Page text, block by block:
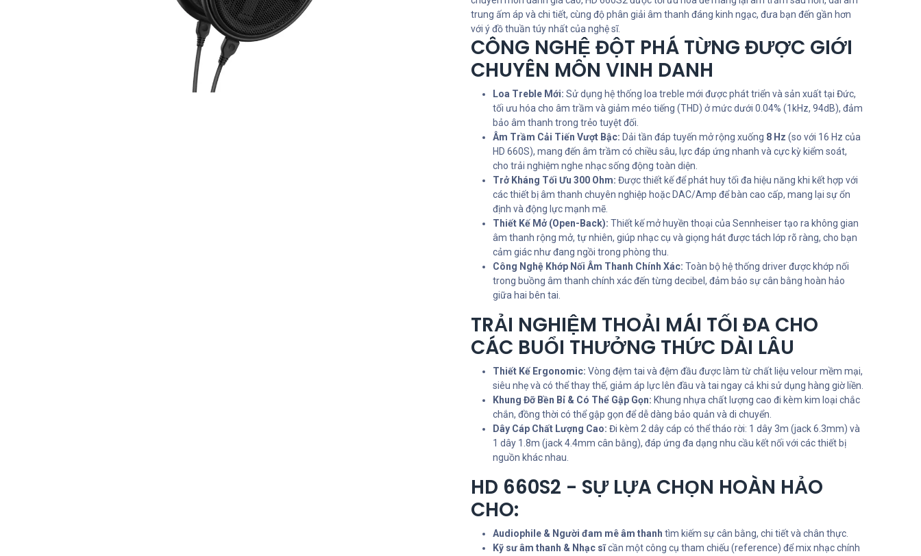
trung ấm áp và chi tiết, cùng độ phân giải âm thanh đáng kinh ngạc, đưa bạn đến gần hơn
với ý đồ thuần túy nhất của nghệ sĩ.
CÔNG NGHỆ ĐỘT PHÁ TỪNG ĐƯỢC GIỚI
CHUYÊN MÔN VINH DANH
Loa Treble Mới: Sử dụng hệ thống loa treble mới được phát triển và sản xuất tại Đức,
tối ưu hóa cho âm trầm và giảm méo tiếng (THD) ở mức dưới 0.04% (1kHz, 94dB), đảm
bảo âm thanh trong trẻo tuyệt đối.
Âm Trầm Cải Tiến Vượt Bậc: Dải tần đáp tuyến mở rộng xuống 8 Hz (so với 16 Hz của
HD 660S), mang đến âm trầm có chiều sâu, lực đáp ứng nhanh và cực kỳ kiểm soát,
cho trải nghiệm nghe nhạc sống động toàn diện.
Trở Kháng Tối Ưu 300 Ohm: Được thiết kế để phát huy tối đa hiệu năng khi kết hợp với
các thiết bị âm thanh chuyên nghiệp hoặc DAC/Amp để bàn cao cấp, mang lại sự ổn
định và động lực mạnh mẽ.
Thiết Kế Mở (Open-Back): Thiết kế mở huyền thoại của Sennheiser tạo ra không gian
âm thanh rộng mở, tự nhiên, giúp nhạc cụ và giọng hát được tách lớp rõ ràng, cho bạn
cảm giác như đang ngồi trong phòng thu.
Công Nghệ Khớp Nối Âm Thanh Chính Xác: Toàn bộ hệ thống driver được khớp nối
trong buồng âm thanh chính xác đến từng decibel, đảm bảo sự cân bằng hoàn hảo
giữa hai bên tai.
TRẢI NGHIỆM THOẢI MÁI TỐI ĐA CHO
CÁC BUỔI THƯỞNG THỨC DÀI LÂU
Thiết Kế Ergonomic: Vòng đệm tai và đệm đầu được làm từ chất liệu velour mềm mại,
siêu nhẹ và có thể thay thế, giảm áp lực lên đầu và tai ngay cả khi sử dụng hàng giờ liền.
Khung Đỡ Bền Bỉ & Có Thể Gập Gọn: Khung nhựa chất lượng cao đi kèm kim loại chắc
chắn, đồng thời có thể gập gọn để dễ dàng bảo quản và di chuyển.
Dây Cáp Chất Lượng Cao: Đi kèm 2 dây cáp có thể tháo rời: 1 dây 3m (jack 6.3mm) và
1 dây 1.8m (jack 4.4mm cân bằng), đáp ứng đa dạng nhu cầu kết nối với các thiết bị
nguồn khác nhau.
HD 660S2 - SỰ LỰA CHỌN HOÀN HẢO
CHO:
Audiophile & Người đam mê âm thanh tìm kiếm sự cân bằng, chi tiết và chân thực.
Kỹ sư âm thanh & Nhạc sĩcần một công cụ tham chiếu (reference) để mix nhạc chính